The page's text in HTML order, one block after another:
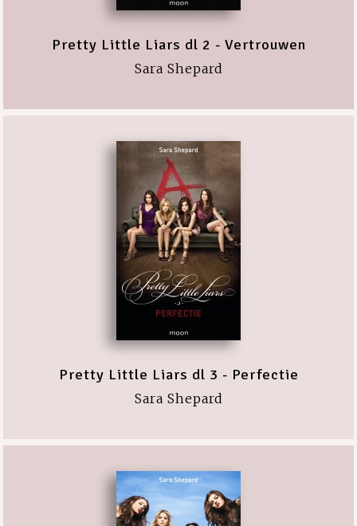
Pretty Little Liars dl 2 - Vertrouwen
Sara Shepard
Pretty Little Liars dl 3 - Perfectie
Sara Shepard